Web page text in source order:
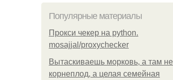
Популярные материалы
Прокси чекер на python.
mosajjal/proxychecker
Вытаскиваешь морковь, а там не
корнеплод, а целая семейная